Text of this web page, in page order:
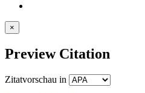
×
Preview Citation
Zitatvorschau in